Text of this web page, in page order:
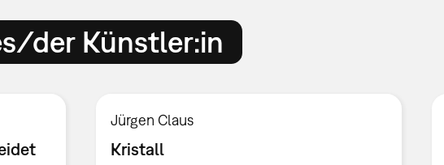
der Künstler:in
Jürgen Claus
Kristall